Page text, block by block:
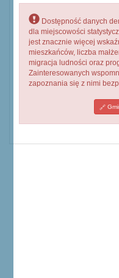
Dostępność danych
dla miejscowości
jest znacznie więcej
mieszkańców, liczba
migracja ludności oraz
Zainteresowanych
zapoznania się z nimi